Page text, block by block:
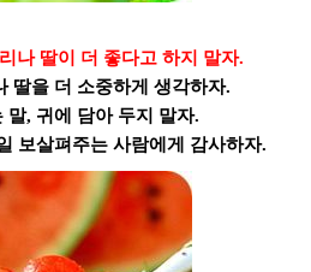
나 딸이 더 좋다고 하지 말자.
딸을 더 소중하게 생각하자.
말, 귀에 담아두지 말자.
보살펴주는 사람에게 감사하자.